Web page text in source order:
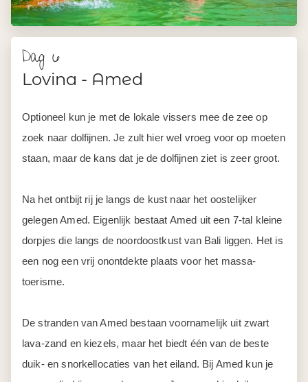
Dag 6
Lovina - Amed
Optioneel kun je met de lokale vissers mee de zee op
zoek naar dolfijnen. Je zult hier wel vroeg voor op moeten
staan, maar de kans dat je de dolfijnen ziet is zeer groot.
Na het ontbijt rij je langs de kust naar het oostelijker
gelegen Amed. Eigenlijk bestaat Amed uit een 7-tal kleine
dorpjes die langs de noordoostkust van Bali liggen. Het is
een nog een vrij onontdekte plaats voor het massa-
toerisme.
De stranden van Amed bestaan voornamelijk uit zwart
lava-zand en kiezels, maar het biedt één van de beste
duik- en snorkellocaties van het eiland. Bij Amed kun je